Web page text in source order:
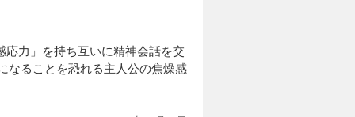
力」を持ち互いに精神会話を交
なることを恐れる主人公の焦燥感